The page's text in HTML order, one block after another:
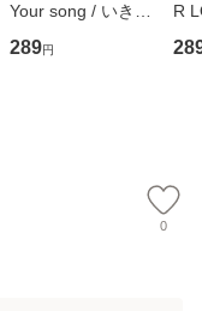
Your song / いきも
のがかり / [CD]
【メール便送料無
289円
R
産
0